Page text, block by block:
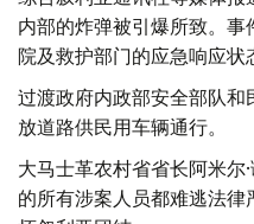
内部的炸弹被引爆所致。
院及救护部门的应急响应状
过渡政府内政部安全部队
放道路供民用车辆通行。
大马士革农村省省长阿米尔
的所有涉案人员都难逃法